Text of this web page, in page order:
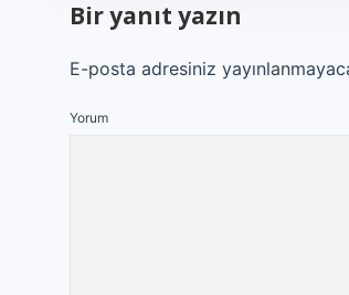
Bir yanıt yazın
E-posta adresiniz
Yorum